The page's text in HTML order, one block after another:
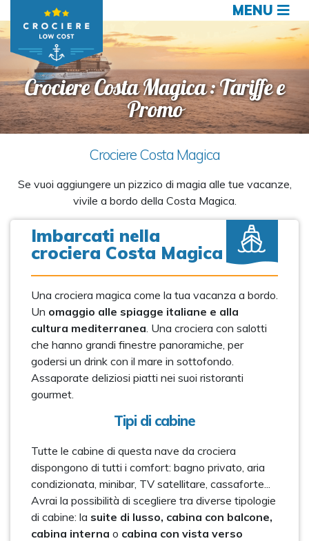
MENU
Crociere Costa Magica : Tariffe e
Promo
Crociere Costa Magica
Se vuoi aggiungere un pizzico di magia alle tue vacanze,
vivile a bordo della Costa Magica.
Imbarcati nella
crociera Costa Magica
Una crociera magica come la tua vacanza a bordo.
Un omaggio alle spiagge italiane e alla
cultura mediterranea. Una crociera con salotti
che hanno grandi finestre panoramiche, per
godersi un drink con il mare in sottofondo.
Assaporate deliziosi piatti nei suoi ristoranti
gourmet.
Tipi di cabine
Tutte le cabine di questa nave da crociera
dispongono di tutti i comfort: bagno privato, aria
condizionata, minibar, TV satellitare, cassaforte...
Avrai la possibilità di scegliere tra diverse tipologie
di cabine: la suite di lusso, cabina con balcone,
cabina interna o cabina con vista verso